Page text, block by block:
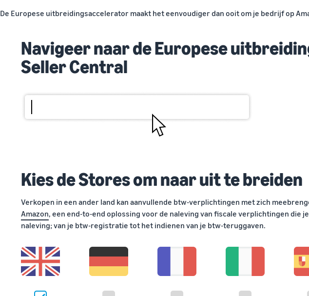
De Europese uitbreidingsaccelerator maakt het eenvoudiger dan ooit om je bedrijf op
Navigeer naar de Europese
Seller Central
Kies de Stores om naar uit te breiden
Verkopen in een ander land kan aanvullende btw-verplichtingen met zich
Amazon, een end-to-end oplossing voor de naleving van fiscale verplichtingen die
naleving; van je btw-registratie tot het indienen van je btw-teruggaven.